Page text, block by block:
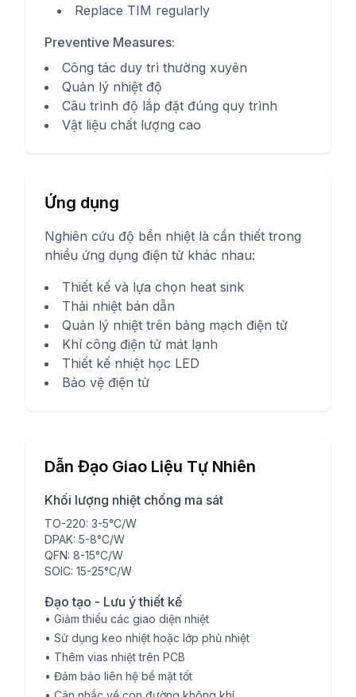
Replace TIM regularly
Preventive Measures:
Công tác duy trì thường xuyên
Quản lý nhiệt độ
Câu trình độ lắp đặt đúng quy trình
Vật liệu chất lượng cao
Ứng dụng
Nghiên cứu độ bền nhiệt là cần thiết trong
nhiều ứng dụng điện tử khác nhau:
Thiết kế và lựa chọn heat sink
Thải nhiệt bán dẫn
Quản lý nhiệt trên bảng mạch điện tử
Khí công điện tử mát lạnh
Thiết kế nhiệt học LED
Bảo vệ điện tử
Dẫn Đạo Giao Liệu Tự Nhiên
Khối lượng nhiệt chống ma sát
TO-220: 3-5°C/W
DPAK: 5-8°C/W
QFN: 8-15°C/W
SOIC: 15-25°C/W
Đạo tạo - Lưu ý thiết kế
• Giảm thiểu các giao diện nhiệt
• Sử dụng keo nhiệt hoặc lớp phủ nhiệt
• Thêm vias nhiệt trên PCB
• Đảm bảo liên hệ bề mặt tốt